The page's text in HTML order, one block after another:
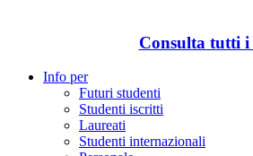
Consulta tutti i
Info per
Futuri studenti
Studenti iscritti
Laureati
Studenti internazionali